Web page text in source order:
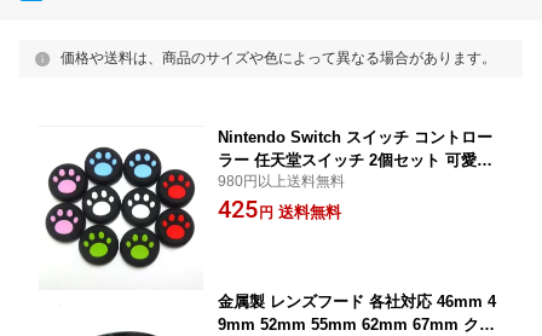
価格や送料は、商品のサイズや色によって異なる場合があります。
Nintendo Switch スイッチ コントロー
ラー 任天堂スイッチ 2個セット 可愛い
コントローラー用 猫手 肉球
980円以上送料無料
425 円 送料無料
金属製 レンズフード 各社対応 46mm 4
9mm 52mm 55mm 62mm 67mm クラ